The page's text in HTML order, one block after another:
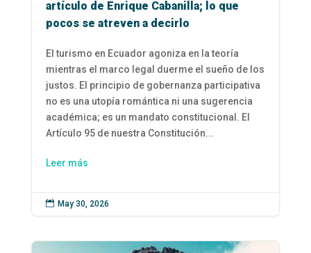
artículo de Enrique Cabanilla; lo que
pocos se atreven a decirlo
El turismo en Ecuador agoniza en la teoría
mientras el marco legal duerme el sueño de los
justos. El principio de gobernanza participativa
no es una utopía romántica ni una sugerencia
académica; es un mandato constitucional. El
Artículo 95 de nuestra Constitución...
Leer más
 May 30, 2026